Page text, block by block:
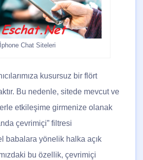
İphone Chat Siteleri
kusursuz bir flört
Bu nedenle, sitede mevcut ve
etkileşime girmenize olanak
çevrimiçi” filtresi
babalara yönelik halka açık
bu özellik, çevrimiçi